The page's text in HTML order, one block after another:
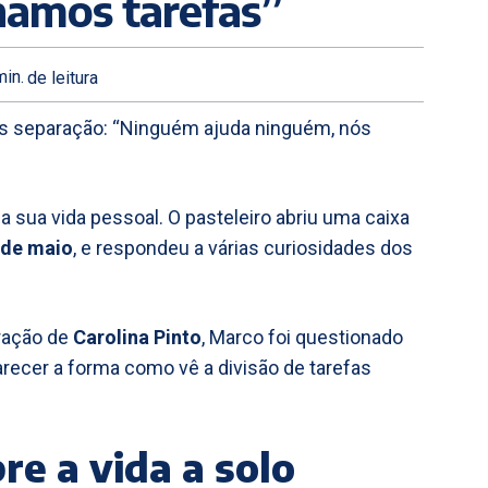
de leitura
“Ninguém ajuda ninguém, nós
sua vida pessoal. O pasteleiro abriu uma caixa
maio, e respondeu a várias curiosidades dos
de Carolina Pinto, Marco foi questionado
a forma como vê a divisão de tarefas
a vida a solo